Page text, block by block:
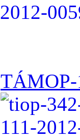
TÁMOP-